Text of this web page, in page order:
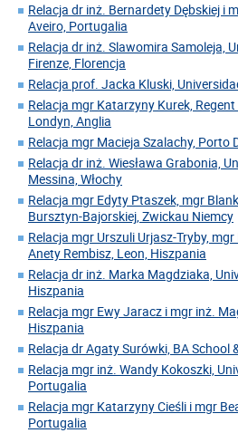
Relacja dr inż. Bernardety Dębskiej i
Aveiro, Portugalia
Relacja dr inż. Slawomira Samoleja,
Firenze, Florencja
Relacja prof. Jacka Kluski,
Relacja mgr Katarzyny Kurek,
Londyn, Anglia
Relacja mgr Macieja Szalachy, Porto
Relacja dr inż. Wiesława Grabonia,
Messina, Włochy
Relacja mgr Edyty Ptaszek, mgr
Bursztyn-Bajorskiej, Zwickau Niemcy
Relacja mgr Urszuli Urjasz-Tryby,
Anety Rembisz, Leon, Hiszpania
Relacja dr inż. Marka Magdziaka,
Hiszpania
Relacja mgr Ewy Jaracz i mgr inż.
Hiszpania
Relacja dr Agaty Surówki, BA School
Relacja mgr inż. Wandy Kokoszki,
Portugalia
Relacja mgr Katarzyny Cieśli i mgr
Portugalia